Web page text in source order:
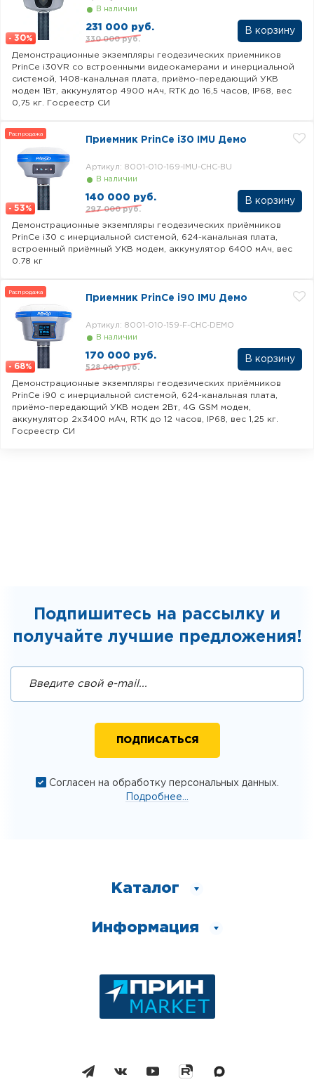
- 30%
В наличии
231 000 руб.
330 000 руб.
Демонстрационные экземпляры геодезических приемников
PrinCe i30VR со встроенными видеокамерами и инерциальной
системой, 1408-канальная плата, приёмо-передающий УКВ
модем 1Вт, аккумулятор 4900 мАч, RTK до 16,5 часов, IP68, вес
0,75 кг. Госреестр СИ
Распродажа
- 53 %
Приемник PrinCe i30 IMU Демо
В наличии
Артикул: 8001-010-169-IMU-CHC-BU
140 000 руб.
297 000 руб.
Демонстрационные экземпляры геодезических приёмников
PrinCe i30 c инерциальной системой, 624-канальная плата,
встроенный приёмный УКВ модем, аккумулятор 6400 мАч, вес
0.78 кг
Распродажа
- 68%
Приемник PrinCe i90 IMU Демо
В наличии
Артикул: 8001-010-159-F-CHC-DEMO
170 000 руб.
528 000 руб.
Демонстрационные экземпляры геодезических приёмников
PrinCe i90 c инерциальной системой, 624-канальная плата,
приёмо-передающий УКВ модем 2Вт, 4G GSM модем,
аккумулятор 2x3400 мАч, RTK до 12 часов, IP68, вес 1,25 кг.
Госреестр СИ
Подпишитесь на рассылку и
получайте лучшие предложения!
Согласен на обработку персональных данных.
Подробнее...
Каталог
Информация